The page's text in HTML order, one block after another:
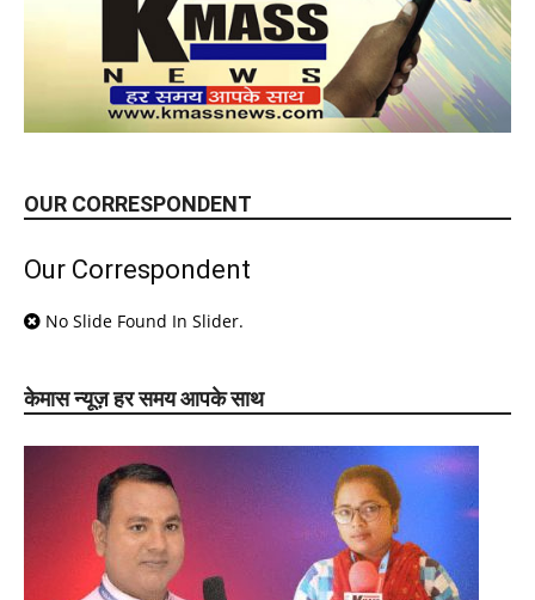
OUR CORRESPONDENT
Our Correspondent
No Slide Found In Slider.
केमास न्यूज़ हर समय आपके साथ